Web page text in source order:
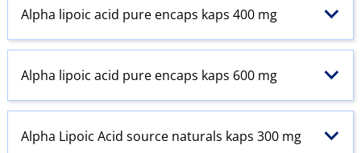
Alpha lipoic acid pure encaps kaps 400 mg
Alpha lipoic acid pure encaps kaps 600 mg
Alpha Lipoic Acid source naturals kaps 300 mg